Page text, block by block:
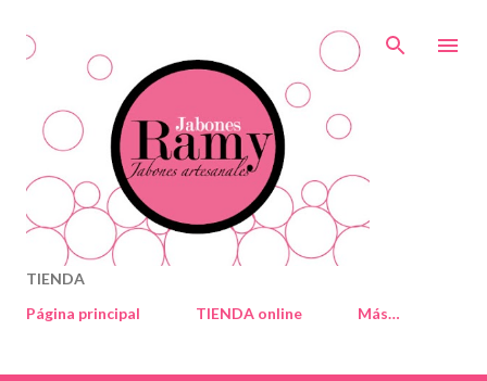
TIENDA
Página principal
TIENDA online Más…